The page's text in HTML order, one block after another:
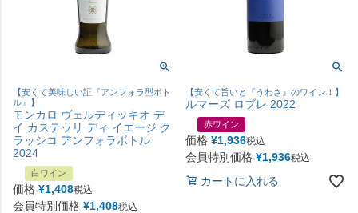
【安くて美味しい証『アンフォラ型ボト
ル』】
モンカロ ヴェルディッキオ デ
イ カステッリ ディ イエージ ク
ラッシコ アンフォラボトル
2024
白ワイン
価格 ¥1,408税込
会員特別価格 ¥1,408税込
【安くて旨いと『うわさ』のワイン！】
ルマーズ ロブレ 2022
赤ワイン
価格 ¥1,936税込
会員特別価格 ¥1,936税込
カートに入れる